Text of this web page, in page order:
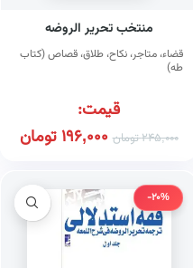
منتخب تحریر الروضه
قضاء، متاجر، نکاح، طلاق، قصاص (کتاب
طه)
قیمت:
245,000تومان 196,000تومان
-20%